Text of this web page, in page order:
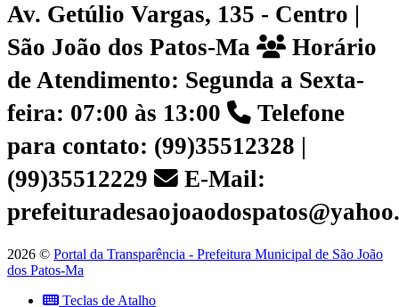
Av. Getúlio Vargas, 135 - Centro |
São João dos Patos-Ma
Horário
de Atendimento: Segunda a Sexta-
feira: 07:00 às 13:00
Telefone
para contato: (99)35512328 |
(99)35512229
E-Mail:
2026 © Portal da Transparência - Prefeitura Municipal de São João
dos Patos-Ma
Teclas de Atalho